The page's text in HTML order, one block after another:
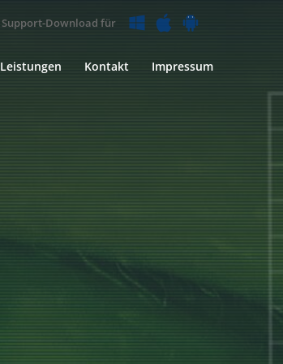
Support-Download für
Leistungen Kontakt Impressum